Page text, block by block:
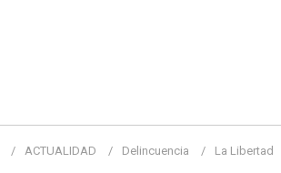
ACTUALIDAD Delincuencia La Libertad